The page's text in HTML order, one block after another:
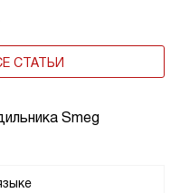
Smeg
СТАТЬИ